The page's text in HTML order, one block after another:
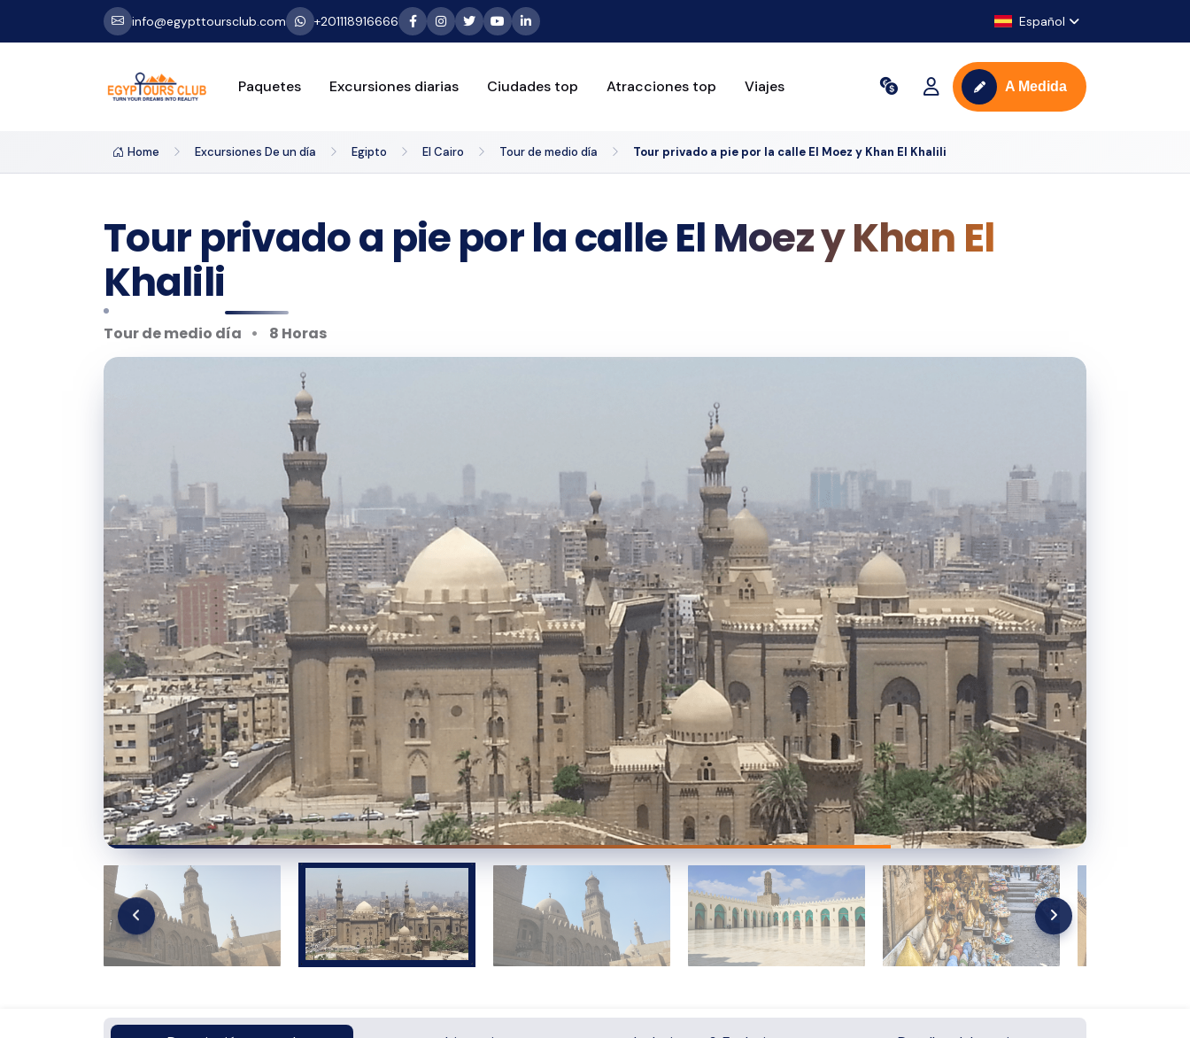
info@egypttoursclub.com +201118916666 Español
Paquetes Excursiones diarias Ciudades top Atracciones top Viajes A Medida
Home Excursiones De un día Egipto El Cairo Tour de medio día Tour privado a pie por la calle El Moez y Khan El Khalili
Tour privado a pie por la calle El Moez y Khan El
Khalili
Tour de medio día 8 Horas